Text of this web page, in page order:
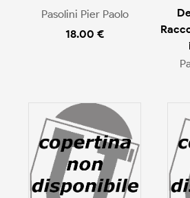
Pasolini Pier Paolo
18.00 €